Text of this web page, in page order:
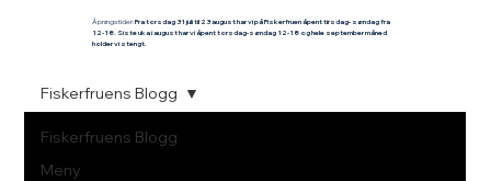
Åpningstider:Fra torsdag 31 juli til 23 august har vi på Fiskerfruen åpent tirsdag- søndag fra
12-18. Siste uka i august har vi åpent torsdag-søndag 12-18 og hele september måned
holder vi stengt.
Fiskerfruens Blogg
Meny
Fiskerfruens Blogg